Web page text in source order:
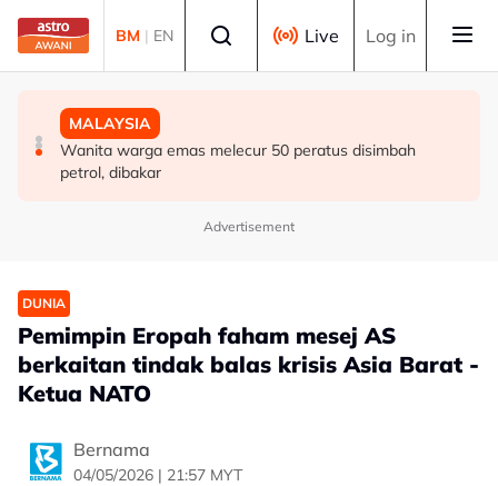
Skip to main content
BM | EN Live Log in
MALAYSIA
Berita tempatan pilihan sepanjang hari ini
DUNIA
Singapura sambut Hari Kebangsaan ke-61, NDP kembali
ke Stadium Negara
MALAYSIA
Wanita warga emas melecur 50 peratus disimbah
petrol, dibakar
Advertisement
DUNIA
Pemimpin Eropah faham mesej AS
berkaitan tindak balas krisis Asia Barat -
Ketua NATO
Bernama
04/05/2026 | 21:57 MYT